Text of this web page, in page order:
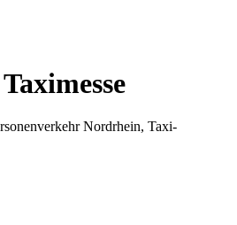
Nordrhein, Taxi-